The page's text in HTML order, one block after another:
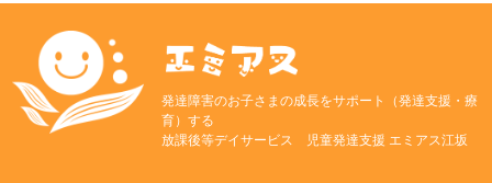
発達障害のお子さまの成長をサポート（発達支援・療
育）する
放課後等デイサービス 児童発達支援 エミアス江坂